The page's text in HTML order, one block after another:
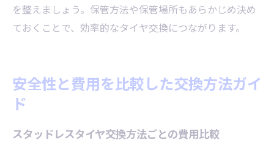
を整えましょう。保管方法や保管場所もあらかじめ決め
ておくことで、効率的なタイヤ交換につながります。
安全性と費用を比較した交換方法ガイ
ド
スタッドレスタイヤ交換方法ごとの費用比較